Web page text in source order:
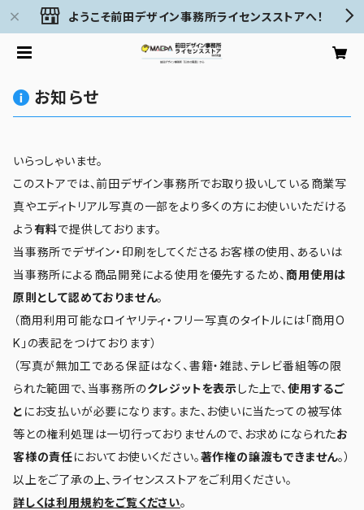
ようこそ前田デザイン事務所ライセンスストアへ！
お知らせ
いらっしゃいませ。
このストアでは、前田デザイン事務所でお取り扱いしている商業写
真やエディトリアル写真の一部をより多くの方にお使いいただける
よう有料で提供しております。
当事務所でデザイン・印刷をしてくださるお客様の使用、あるいは
当事務所による商品開発による使用を優先するため、商用使用は
原則として認めておりません。
（商用利用可能なロイヤリティ・フリー写真のタイトルには「商用O
K」の表記をつけております）
（写真が無加工である保証はなく、書籍・雑誌、テレビ番組等の限
られた範囲で、当事務所のクレジットを表示した上で、使用するご
と にお支払いが必要になります。また、お使いに当たっての被写体
等との権利処理は一切行っておりませんので、お求めになられたお
客様の責任においてお使いください。著作権の譲渡もできません。）
以上をご了承の上、ライセンスストアをご利用ください。
詳しくは利用規約をご覧ください。